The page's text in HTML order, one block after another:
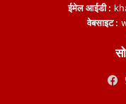
ईमेल आईडी :
वेबसाइट :